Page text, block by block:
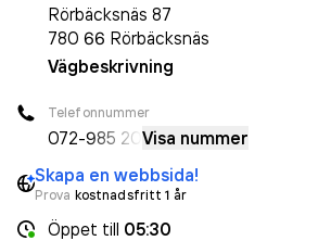
Rörbäcksnäs 87
780 66 Rörbäcksnäs
Vägbeskrivning
Telefonnummer
072-985 20 Visa nummer
Skapa en webbsida!
Prova kostnadsfritt 1 år
Öppet till 05:30